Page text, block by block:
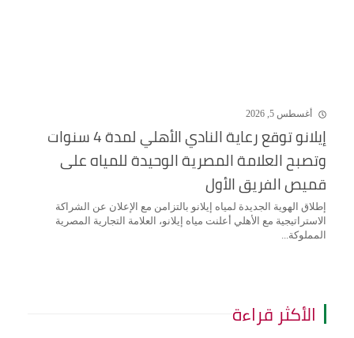
أغسطس 5, 2026
إيلانو توقع رعاية النادي الأهلي لمدة 4 سنوات
وتصبح العلامة المصرية الوحيدة للمياه على
قميص الفريق الأول
إطلاق الهوية الجديدة لمياه إيلانو بالتزامن مع الإعلان عن الشراكة
الاستراتيجية مع الأهلي أعلنت مياه إيلانو، العلامة التجارية المصرية
المملوكة...
الأكثر قراءة